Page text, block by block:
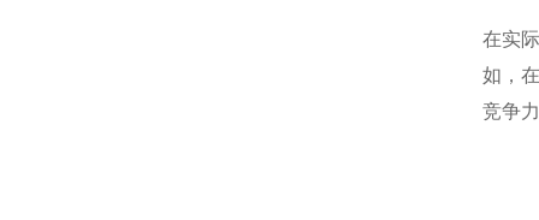
在实
如，
竞争